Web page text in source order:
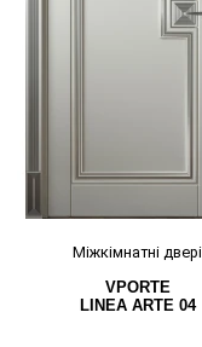
Міжкімнатні двері
VPORTE
LINEA ARTE 04